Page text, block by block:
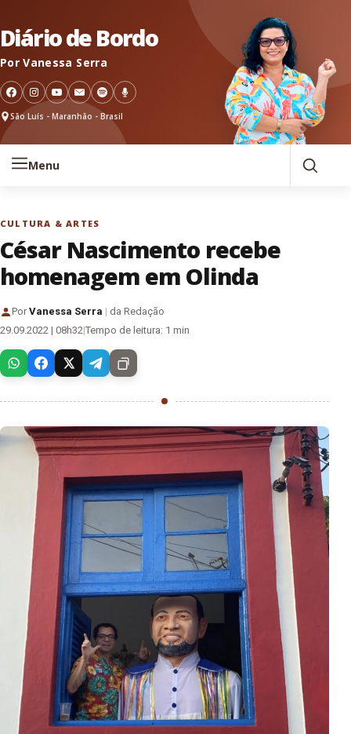
Diário de Bordo
Por Vanessa Serra
São Luís - Maranhão - Brasil
Menu
CULTURA & ARTES
César Nascimento recebe
homenagem em Olinda
PorVanessa Serra | da Redação
29.09.2022 | 08h32|Tempo de leitura: 1 min